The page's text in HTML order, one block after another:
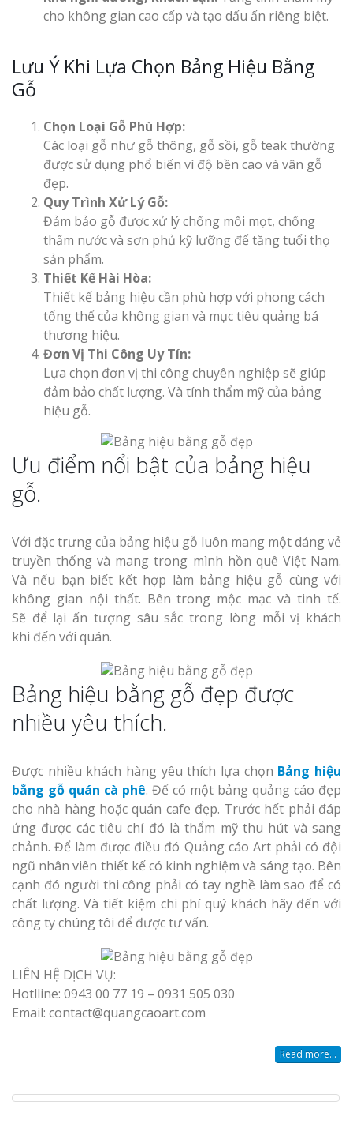
cho không gian cao cấp và tạo dấu ấn riêng biệt.
Lưu Ý Khi Lựa Chọn Bảng Hiệu Bằng
Gỗ
Chọn Loại Gỗ Phù Hợp:
Các loại gỗ như gỗ thông, gỗ sồi, gỗ teak thường
được sử dụng phổ biến vì độ bền cao và vân gỗ
đẹp.
Quy Trình Xử Lý Gỗ:
Đảm bảo gỗ được xử lý chống mối mọt, chống
thấm nước và sơn phủ kỹ lưỡng để tăng tuổi thọ
sản phẩm.
Thiết Kế Hài Hòa:
Thiết kế bảng hiệu cần phù hợp với phong cách
tổng thể của không gian và mục tiêu quảng bá
thương hiệu.
Đơn Vị Thi Công Uy Tín:
Lựa chọn đơn vị thi công chuyên nghiệp sẽ giúp
đảm bảo chất lượng. Và tính thẩm mỹ của bảng
hiệu gỗ.
Ưu điểm nổi bật của bảng hiệu
gỗ.
Với đặc trưng của bảng hiệu gỗ luôn mang một dáng vẻ
truyền thống và mang trong mình hồn quê Việt Nam.
Và nếu bạn biết kết hợp làm bảng hiệu gỗ cùng với
không gian nội thất. Bên trong mộc mạc và tinh tế.
Sẽ để lại ấn tượng sâu sắc trong lòng mỗi vị khách
khi đến với quán.
Bảng hiệu bằng gỗ đẹp được
nhiều yêu thích.
Được nhiều khách hàng yêu thích lựa chọn Bảng hiệu
bằng gỗ quán cà phê. Để có một bảng quảng cáo đẹp
cho nhà hàng hoặc quán cafe đẹp. Trước hết phải đáp
ứng được các tiêu chí đó là thẩm mỹ thu hút và sang
chảnh. Để làm được điều đó Quảng cáo Art phải có đội
ngũ nhân viên thiết kế có kinh nghiệm và sáng tạo. Bên
cạnh đó người thi công phải có tay nghề làm sao để có
chất lượng. Và tiết kiệm chi phí quý khách hãy đến với
công ty chúng tôi để được tư vấn.
LIÊN HỆ DỊCH VỤ:
Hotlline: 0943 00 77 19 – 0931 505 030
Email: contact@quangcaoart.com
Read more...